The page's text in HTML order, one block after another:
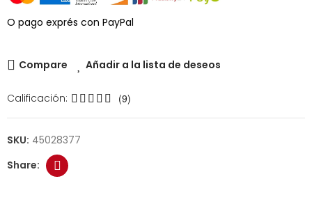
O pago exprés con PayPal
Compare Añadir a la lista de deseos
Calificación: (9)
SKU: 45028377